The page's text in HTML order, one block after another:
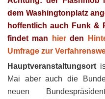
dem Washingtonplatz
hoffentlich auch Funk &
findet man
hierden
Umfrage zur
Hauptveranstaltungsort
Mai aber auch die
neuen